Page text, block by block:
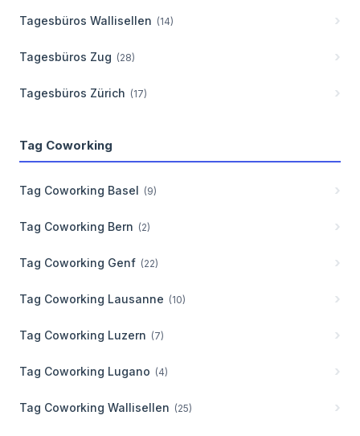
Tagesbüros Wallisellen (14)
Tagesbüros Zug (28)
Tagesbüros Zürich (17)
Tag Coworking
Tag Coworking Basel (9)
Tag Coworking Bern (2)
Tag Coworking Genf (22)
Tag Coworking Lausanne (10)
Tag Coworking Luzern (7)
Tag Coworking Lugano (4)
Tag Coworking Wallisellen (25)